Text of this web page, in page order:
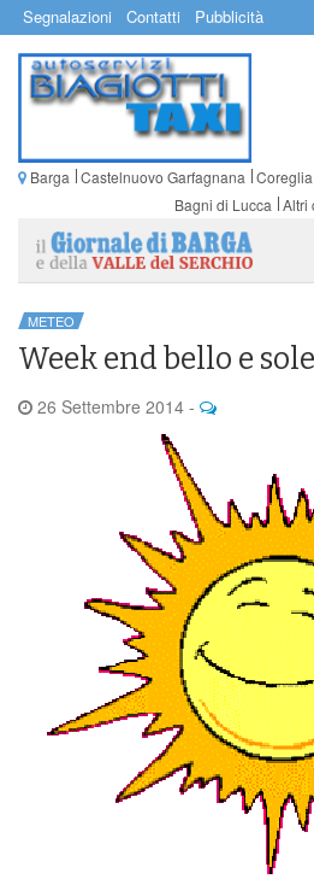
Segnalazioni Contatti Pubblicità
Barga Castelnuovo Garfagnana Coreglia
Bagni di Lucca Altri
METEO
Week end bello e
26 Settembre 2014 -